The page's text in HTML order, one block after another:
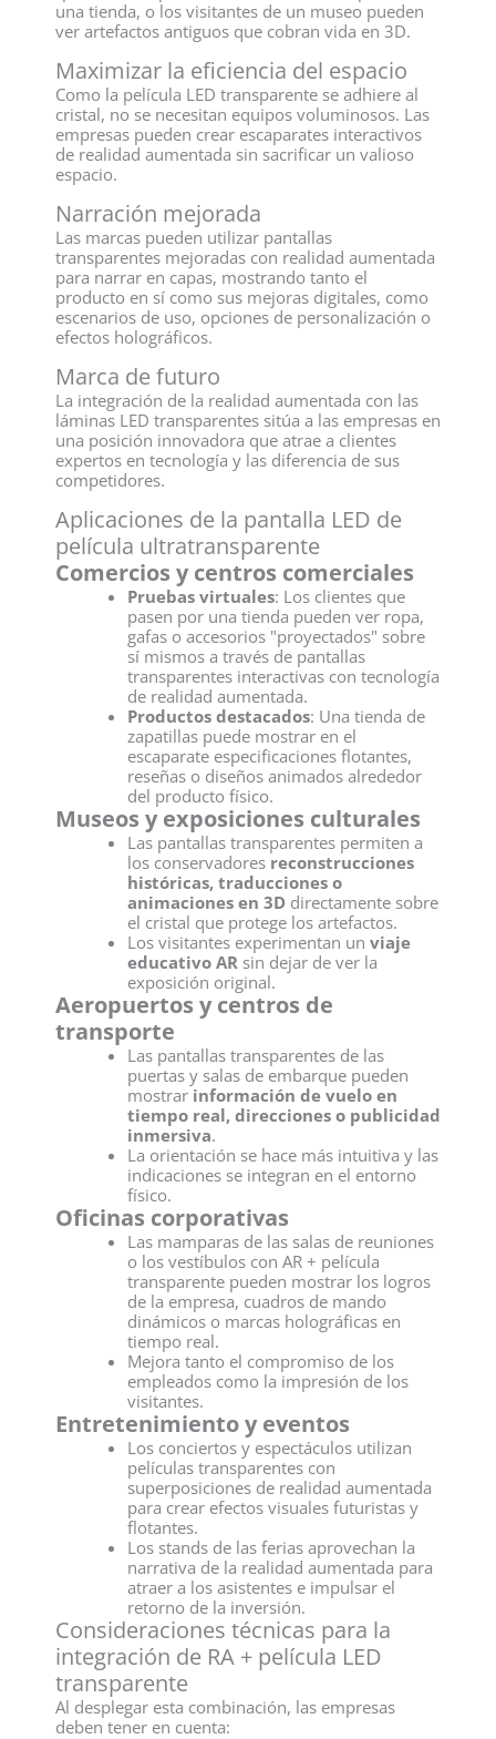
una tienda, o los visitantes de un museo pueden
ver artefactos antiguos que cobran vida en 3D.
Maximizar la eficiencia del espacio
Como la película LED transparente se adhiere al
cristal, no se necesitan equipos voluminosos. Las
empresas pueden crear escaparates interactivos
de realidad aumentada sin sacrificar un valioso
espacio.
Narración mejorada
Las marcas pueden utilizar pantallas
transparentes mejoradas con realidad aumentada
para narrar en capas, mostrando tanto el
producto en sí como sus mejoras digitales, como
escenarios de uso, opciones de personalización o
efectos holográficos.
Marca de futuro
La integración de la realidad aumentada con las
láminas LED transparentes sitúa a las empresas en
una posición innovadora que atrae a clientes
expertos en tecnología y las diferencia de sus
competidores.
Aplicaciones de la pantalla LED de
película ultratransparente
Comercios y centros comerciales
Pruebas virtuales: Los clientes que
pasen por una tienda pueden ver ropa,
gafas o accesorios "proyectados" sobre
sí mismos a través de pantallas
transparentes interactivas con tecnología
de realidad aumentada.
Productos destacados: Una tienda de
zapatillas puede mostrar en el
escaparate especificaciones flotantes,
reseñas o diseños animados alrededor
del producto físico.
Museos y exposiciones culturales
Las pantallas transparentes permiten a
los conservadores reconstrucciones
históricas, traducciones o
animaciones en 3D directamente sobre
el cristal que protege los artefactos.
Los visitantes experimentan un viaje
educativo AR sin dejar de ver la
exposición original.
Aeropuertos y centros de
transporte
Las pantallas transparentes de las
puertas y salas de embarque pueden
mostrar información de vuelo en
tiempo real, direcciones o publicidad
inmersiva.
La orientación se hace más intuitiva y las
indicaciones se integran en el entorno
físico.
Oficinas corporativas
Las mamparas de las salas de reuniones
o los vestíbulos con AR + película
transparente pueden mostrar los logros
de la empresa, cuadros de mando
dinámicos o marcas holográficas en
tiempo real.
Mejora tanto el compromiso de los
empleados como la impresión de los
visitantes.
Entretenimiento y eventos
Los conciertos y espectáculos utilizan
películas transparentes con
superposiciones de realidad aumentada
para crear efectos visuales futuristas y
flotantes.
Los stands de las ferias aprovechan la
narrativa de la realidad aumentada para
atraer a los asistentes e impulsar el
retorno de la inversión.
Consideraciones técnicas para la
integración de RA + película LED
transparente
Al desplegar esta combinación, las empresas
deben tener en cuenta: